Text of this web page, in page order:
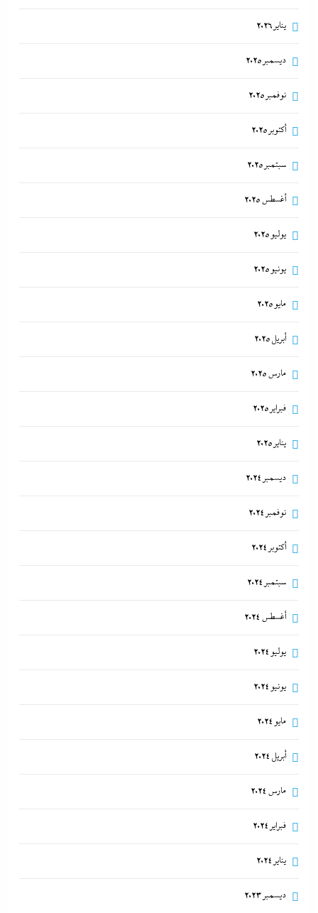
يناير 2026
ديسمبر 2025
نوفمبر 2025
أكتوبر 2025
سبتمبر 2025
أغسطس 2025
يوليو 2025
يونيو 2025
مايو 2025
أبريل 2025
مارس 2025
فبراير 2025
يناير 2025
ديسمبر 2024
نوفمبر 2024
أكتوبر 2024
سبتمبر 2024
أغسطس 2024
يوليو 2024
يونيو 2024
مايو 2024
أبريل 2024
مارس 2024
فبراير 2024
يناير 2024
ديسمبر 2023